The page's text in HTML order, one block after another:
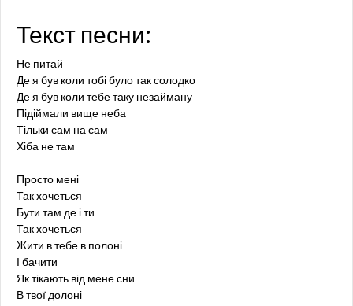
Текст песни:
Не питай
Де я був коли тобі було так солодко
Де я був коли тебе таку незайману
Підіймали вище неба
Тільки сам на сам
Хіба не там
Просто мені
Так хочеться
Бути там де і ти
Так хочеться
Жити в тебе в полоні
І бачити
Як тікають від мене сни
В твої долоні